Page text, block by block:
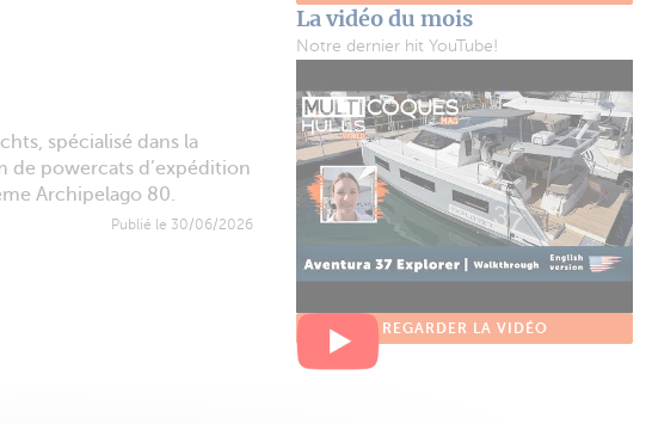
spécialisé dans la
powercats d’expédition
Archipelago 80.
Publié le 30/06/2026
La vidéo du mois
Notre dernier hit YouTube!
REGARDER LA VIDÉO